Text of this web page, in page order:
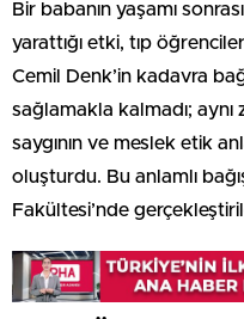
Bir babanın yaşamı
yarattığı etki, tıp
Cemil Denk’in kadavra
sağlamakla kalmadı;
saygının ve meslek etik
oluşturdu. Bu anlamlı
Fakültesi’nde